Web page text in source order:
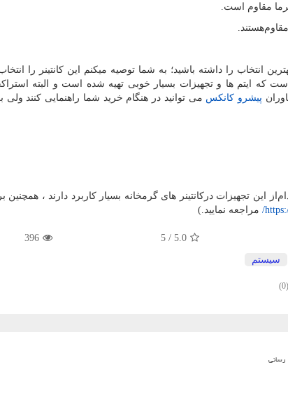
مقاوم است.
انتخاب را داشته باشید؛ به شما توصیه میکنم این کانتینر را انتخاب
که ایتم ها و تجهیزات بسیار خوبی تهیه شده است‌ و البته
پیشرو کانکس می توانید در هنگام خرید شما راهنمایی کنند ولی
این تجهیزات در‌کانتینر های گرمخانه بسیار کاربرد دارند ، همچنین
/ مراجعه نمایید.)
5.0
/
5
396
سیستم
(0)